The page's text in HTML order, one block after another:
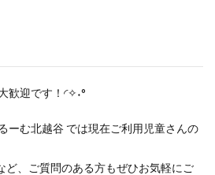
歓迎です！◜✧˖°
ーむ北越谷 では現在ご利用児童さんの
ど、ご質問のある方もぜひお気軽にご